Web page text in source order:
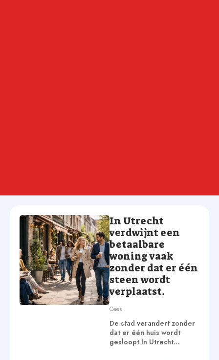
In Utrecht
verdwijnt een
betaalbare
woning vaak
zonder dat er één
steen wordt
verplaatst.
Cees
De stad verandert zonder
dat er één huis wordt
gesloopt In Utrecht…